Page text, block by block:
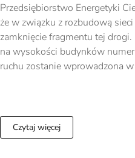
Przedsiębiorstwo Energetyki
że w związku z rozbudową
zamknięcie fragmentu tej
na wysokości budynków
ruchu zostanie wprowadzona
Czytaj więcej